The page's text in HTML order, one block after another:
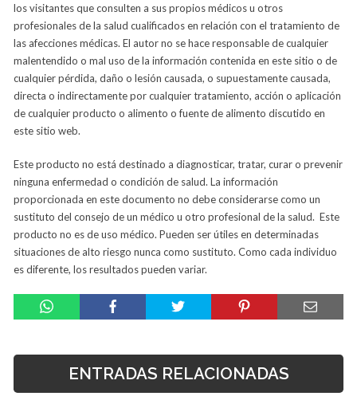
los visitantes que consulten a sus propios médicos u otros
profesionales de la salud cualificados en relación con el tratamiento de
las afecciones médicas. El autor no se hace responsable de cualquier
malentendido o mal uso de la información contenida en este sitio o de
cualquier pérdida, daño o lesión causada, o supuestamente causada,
directa o indirectamente por cualquier tratamiento, acción o aplicación
de cualquier producto o alimento o fuente de alimento discutido en
este sitio web.
Este producto no está destinado a diagnosticar, tratar, curar o prevenir
ninguna enfermedad o condición de salud. La información
proporcionada en este documento no debe considerarse como un
sustituto del consejo de un médico u otro profesional de la salud. Este
producto no es de uso médico. Pueden ser útiles en determinadas
situaciones de alto riesgo nunca como sustituto. Como cada individuo
es diferente, los resultados pueden variar.
ENTRADAS RELACIONADAS